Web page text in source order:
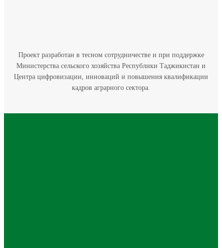
Проект разработан в тесном сотрудничестве и при поддержке
Министерства сельского хозяйства Республики Таджикистан и
Центра цифровизации, инноваций и повышения квалификации
кадров аграрного сектора.